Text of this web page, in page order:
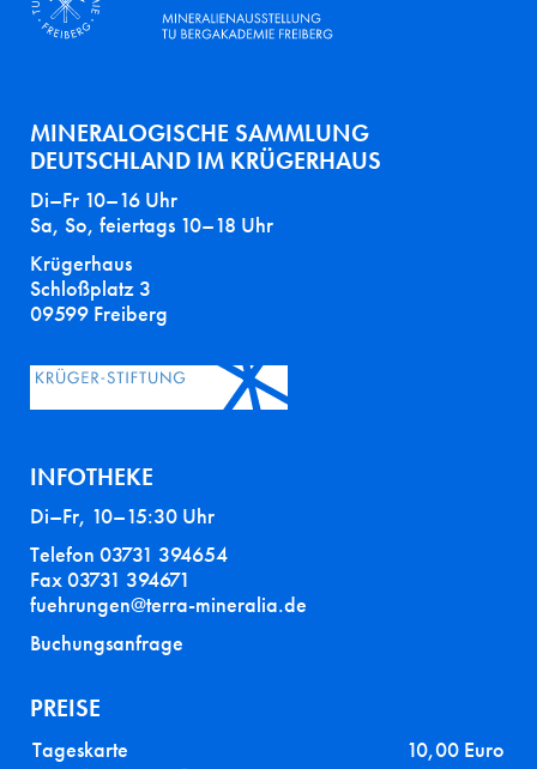
MINERALOGISCHE SAMMLUNG
DEUTSCHLAND IM KRÜGERHAUS
Di–Fr 10–16 Uhr
Sa, So, feiertags 10–18 Uhr
Krügerhaus
Schloßplatz 3
09599 Freiberg
INFOTHEKE
Di–Fr, 10–15:30 Uhr
Telefon 03731 394654
Fax 03731 394671
fuehrungen@terra-mineralia.de
Buchungsanfrage
PREISE
Tageskarte
10,00 Euro